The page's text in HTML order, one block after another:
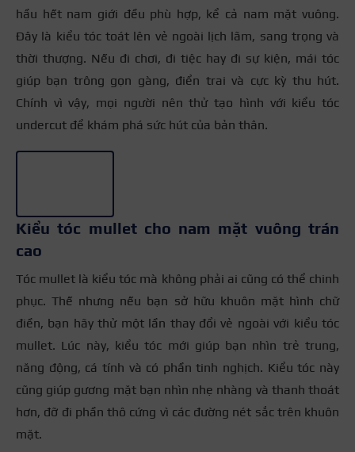
hầu hết nam giới đều phù hợp, kể cả nam mặt vuông.
Đây là kiểu tóc toát lên vẻ ngoài lịch lãm, sang trọng và
thời thượng. Nếu đi chơi, đi tiệc hay đi sự kiện, mái tóc
giúp bạn trông gọn gàng, điển trai và cực kỳ thu hút.
Chính vì vậy, mọi người nên thử tạo hình với kiểu tóc
undercut để khám phá sức hút của bản thân.
Kiểu tóc mullet cho nam mặt vuông trán
cao
Tóc mullet là kiểu tóc mà không phải ai cũng có thể chinh
phục. Thế nhưng nếu bạn sở hữu khuôn mặt hình chữ
điền, bạn hãy thử một lần thay đổi vẻ ngoài với kiểu tóc
mullet. Lúc này, kiểu tóc mới giúp bạn nhìn trẻ trung,
năng động, cá tính và có phần tinh nghịch. Kiểu tóc này
cũng giúp gương mặt bạn nhìn nhẹ nhàng và thanh thoát
hơn, đỡ đi phần thô cứng vì các đường nét sắc trên khuôn
mặt.